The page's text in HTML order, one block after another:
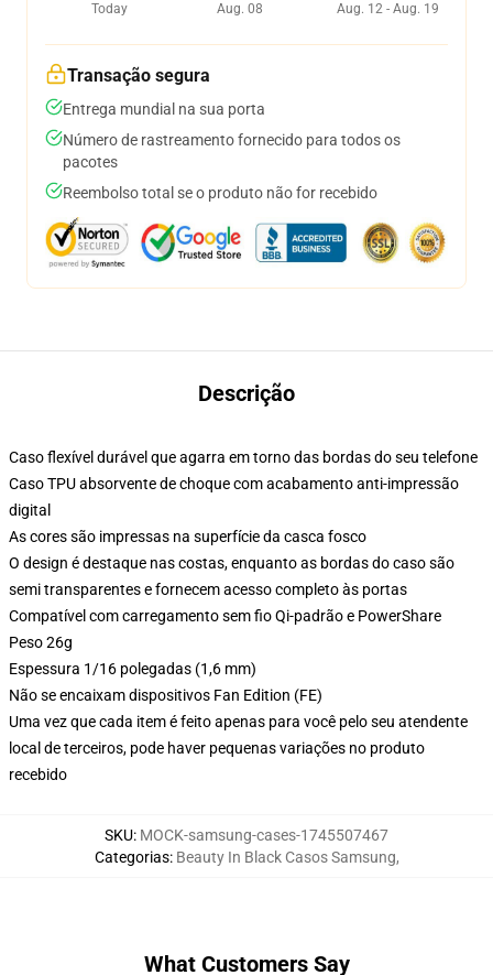
Today
Aug. 08
Aug. 12 - Aug. 19
Transação segura
Entrega mundial na sua porta
Número de rastreamento fornecido para todos os
pacotes
Reembolso total se o produto não for recebido
Descrição
Caso flexível durável que agarra em torno das bordas do seu telefone
Caso TPU absorvente de choque com acabamento anti-impressão
digital
As cores são impressas na superfície da casca fosco
O design é destaque nas costas, enquanto as bordas do caso são
semi transparentes e fornecem acesso completo às portas
Compatível com carregamento sem fio Qi-padrão e PowerShare
Peso 26g
Espessura 1/16 polegadas (1,6 mm)
Não se encaixam dispositivos Fan Edition (FE)
Uma vez que cada item é feito apenas para você pelo seu atendente
local de terceiros, pode haver pequenas variações no produto
recebido
SKU: MOCK-samsung-cases-1745507467
Categorias: Beauty In Black Casos Samsung,
What Customers Say